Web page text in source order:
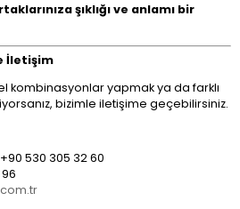
şıklığı ve anlamı bir
İletişim
kombinasyonlar yapmak ya da farklı
bizimle iletişime geçebilirsiniz.
+90 530 305 32 60